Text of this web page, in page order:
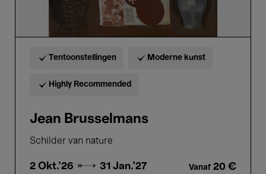
Tentoonstellingen Moderne kunst
Highly Recommended
Jean Brusselmans
Schilder van nature
2 Okt.'26 → 31 Jan.'27 Vanaf 20 €